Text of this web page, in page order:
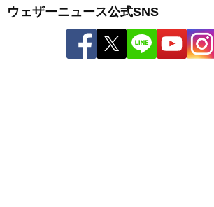
ウェザーニュース公式SNS